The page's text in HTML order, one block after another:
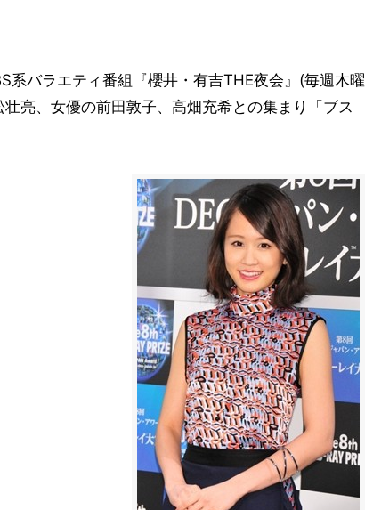
系バラエティ番組『櫻井・有吉THE夜会』(毎週木曜
亮、女優の前田敦子、高畑充希との集まり「ブス